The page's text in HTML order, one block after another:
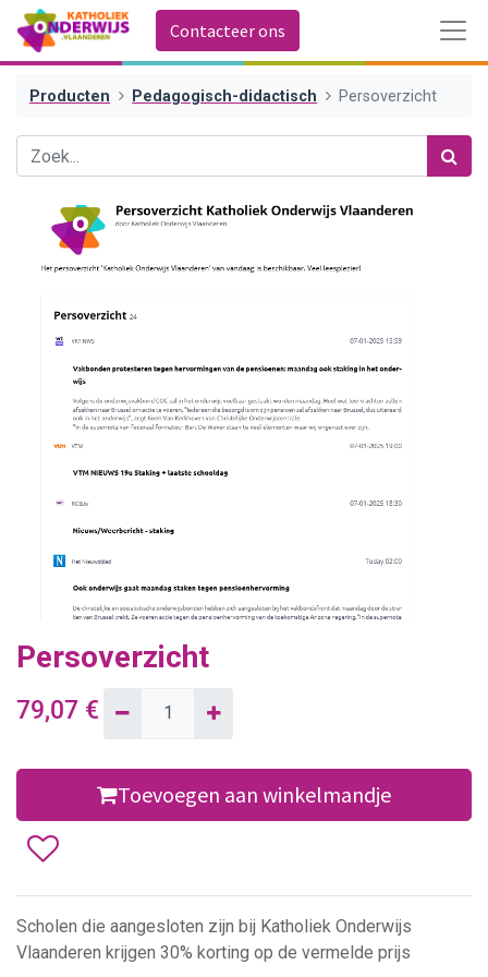
Contacteer ons
Producten Pedagogisch-didactisch Persoverzicht
Persoverzicht
79,07 €
Toevoegen aan winkelmandje
Scholen die aangesloten zijn bij Katholiek Onderwijs
Vlaanderen krijgen 30% korting op de vermelde prijs